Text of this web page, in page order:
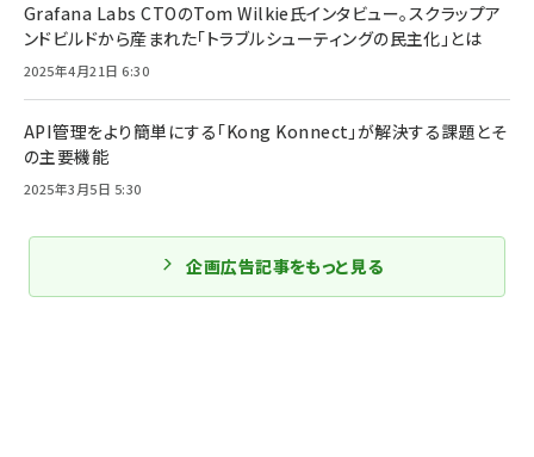
Grafana Labs CTOのTom Wilkie氏インタビュー。スクラップア
ンドビルドから産まれた「トラブルシューティングの民主化」とは
2025年4月21日 6:30
API管理をより簡単にする「Kong Konnect」が解決する課題とそ
の主要機能
2025年3月5日 5:30
企画広告記事をもっと見る